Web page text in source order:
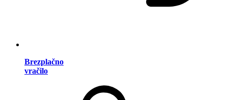
Brezplačno
vračilo